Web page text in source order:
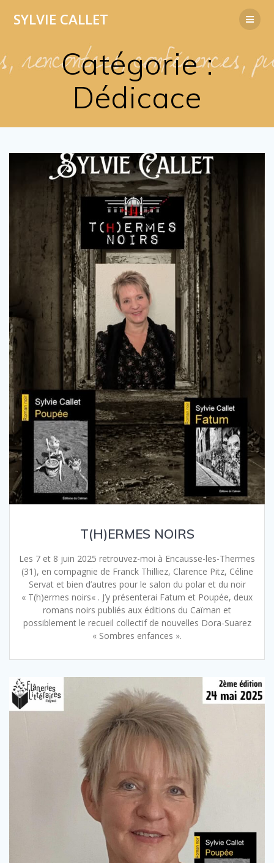
SYLVIE CALLET
Catégorie :
Dédicace
T(H)ERMES NOIRS
Les 7 et 8 juin 2025 retrouvez-moi à Encausse-les-Thermes
(31), en compagnie de Franck Thilliez, Clarence Pitz, Céline
Servat et bien d’autres pour le salon du polar et du noir
« T(h)ermes noirs« . J’y présenterai Fatum et Poupée, deux
romans noirs publiés aux éditions du Caïman et
possiblement le recueil collectif de nouvelles Dora-Suarez
« Sombres enfances ».